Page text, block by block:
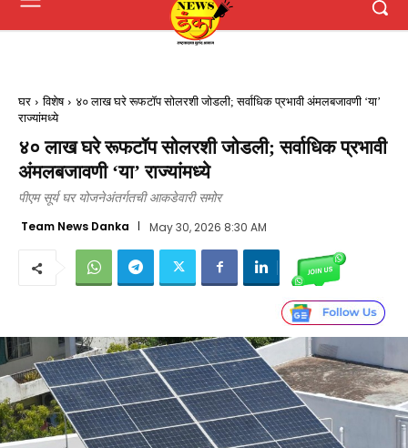
घर विशेष
४० लाख घरे रूफटॉप सोलरशी जोडली; सर्वाधिक प्रभावी अंमलबजावणी ‘या’
राज्यांमध्ये
४० लाख घरे रूफटॉप सोलरशी जोडली; सर्वाधिक प्रभावी
अंमलबजावणी ‘या’ राज्यांमध्ये
पीएम सूर्य घर योजनेअंतर्गतची आकडेवारी समोर
Team News Danka May 30, 2026 8:30 AM